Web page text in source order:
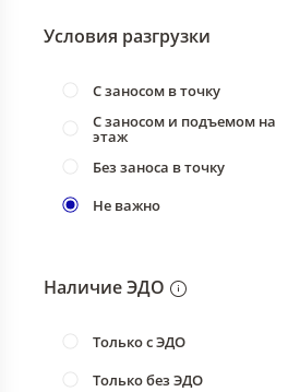
Условия разгрузки
С заносом в точку
С заносом и подъемом на
этаж
Без заноса в точку
Не важно
Наличие ЭДО
Только с ЭДО
Только без ЭДО